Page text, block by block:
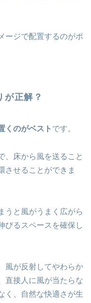
ージで配置するのがポ
が正解？
くのがベスト です。
、床から風を送ること
させることができま
うと風がうまく広がら
びるスペースを確保し
風が反射してやわらか
直接人に風が当たらな
く、自然な快適さが生